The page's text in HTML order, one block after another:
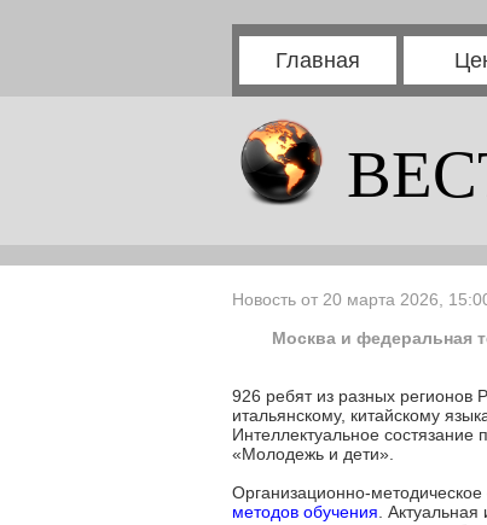
Главная
Новость от 20 марта 2026,
Москва и федеральная
926 ребят из разных
итальянскому, китайскому
Интеллектуальное
«Молодежь и дети».
Организационно-
методов обучения .